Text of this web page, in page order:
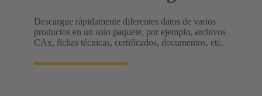
Descargue rápidamente diferentes datos de varios
productos en un solo paquete, por ejemplo, archivos
CAx, fichas técnicas, certificados, documentos, etc.